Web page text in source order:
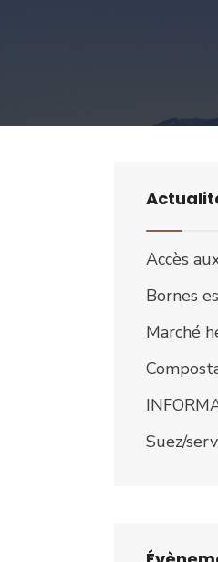
Accès
Bornes
Marché
Suez/